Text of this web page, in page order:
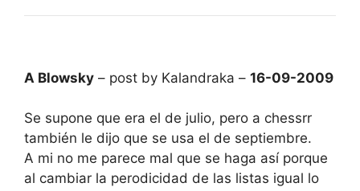
A Blowsky – post by Kalandraka – 16-09-2009
Se supone que era el de julio, pero a chessrr
también le dijo que se usa el de septiembre.
A mi no me parece mal que se haga así porque
al cambiar la perodicidad de las listas igual lo